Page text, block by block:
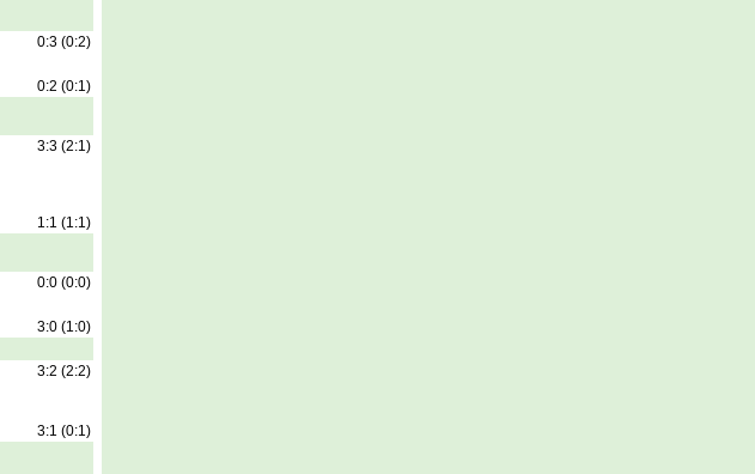
0:3 (0:2)
0:2 (0:1)
3:3 (2:1)
1:1 (1:1)
0:0 (0:0)
3:0 (1:0)
3:2 (2:2)
3:1 (0:1)